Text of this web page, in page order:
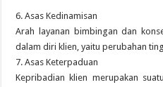
6. Asas Kedinamisan
Arah layanan bimbingan dan
dalam diri klien, yaitu perubahan
7. Asas Keterpaduan
Kepribadian klien merupakan